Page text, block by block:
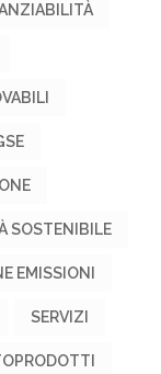
SOSTENIBILE
EMISSIONI
SERVIZI